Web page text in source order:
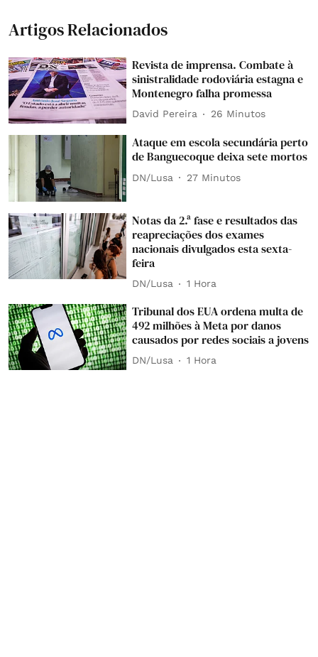
Artigos Relacionados
Revista de imprensa. Combate à
sinistralidade rodoviária estagna e
Montenegro falha promessa
David Pereira 26 Minutos
Ataque em escola secundária perto
de Banguecoque deixa sete mortos
DN/Lusa 27 Minutos
Notas da 2.ª fase e resultados das
reapreciações dos exames
nacionais divulgados esta sexta-
feira
DN/Lusa 1 Hora
Tribunal dos EUA ordena multa de
492 milhões à Meta por danos
causados por redes sociais a jovens
DN/Lusa 1 Hora